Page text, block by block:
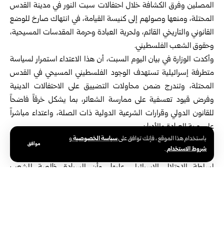
باستخدام هذا الموقع ، فإنك توافق علىسياسة الخصوصيةو
شروط الاستخدام.
موافق
المصلين وفرق الكشافة خلال احتفالات سبت النور في مدينة القدس
المحتلة، ومنعها وصولهم إلى كنيسة القيامة، في انتهاك صارخ للوضع
القانوني والتاريخي القائم، ولحرية العبادة وحرمة المقدسات المسيحية،
وحقوق الشعب الفلسطيني.
وأكدت الوزارة في بيان اليوم السبت، أن هذا الاعتداء استمرار لسياسة
متطرفة إسرائيلية تستهدف الوجود الفلسطيني المسيحي في القدس
المحتلة، وتندرج ضمن محاولات التضييق على الاحتفالات الدينية
وفرض قيود تعسفية على ممارسة الشعائر، بما يشكل خرقاً فاضحاً
للقانون الدولي وقرارات الشرعية الدولية ذات الصلة، واعتداء مباشراً
على حرية العبادة والأديان.
وشددت الخارجية على أن مدينة القدس المحتلة، بمقدساتها الإسلامية
والمسيحية، هي جزء لا يتجزأ من الأرض الفلسطينية المحتلة، ولا سيادة
لسلطة الاحتلال الإسرائيلي عليها، وأن السيادة خالصة للشعب